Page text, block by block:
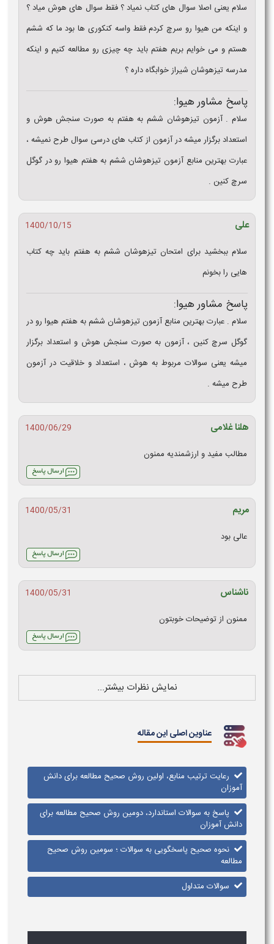
سلام یعنی اصلا سوال های کتاب نمیاد ؟ فقط سوال های هوش میاد ؟
و اینکه من هیوا رو سرچ کردم فقط واسه کنکوری ها بود ما که ششم
هستم و می خوایم بریم هفتم باید چه چیزی رو مطالعه کنیم و اینکه
مدرسه تیزهوشان شیراز خوابگاه داره ؟
پاسخ مشاور هیوا:
سلام . آزمون تیزهوشان ششم به هفتم به صورت سنجش هوش و
استعداد برگزار میشه در آزمون از کتاب های درسی سوال طرح نمیشه ،
عبارت بهترین منابع آزمون تیزهوشان ششم به هفتم هیوا رو در گوگل
سرچ کنین .
علی
1400/10/15
سلام ببخشید برای امتحان تیزهوشان ششم به هفتم باید چه کتاب
هایی را بخونم
پاسخ مشاور هیوا:
سلام . عبارت بهترین منابع آزمون تیزهوشان ششم به هفتم هیوا رو در
گوگل سرچ کنین ، آزمون به صورت سنجش هوش و استعداد برگزار
میشه یعنی سوالات مربوط به هوش ، استعداد و خلاقیت در آزمون
طرح میشه .
هلنا غلامی
1400/06/29
مطالب مفید و ارزشمندیه ممنون
مریم
1400/05/31
عالی بود
ناشناس
1400/05/31
ممنون از توضیحات خوبتون
نمایش نظرات بیشتر...
عناوین اصلی این مقاله
رعایت ترتیب منابع، اولین روش صحیح مطالعه برای دانش
آموزان
پاسخ به سوالات استاندارد، دومین روش صحیح مطالعه برای
دانش آموزان
نحوه صحیح پاسخگویی به سوالات ؛ سومین روش صحیح
مطالعه
سوالات متداول